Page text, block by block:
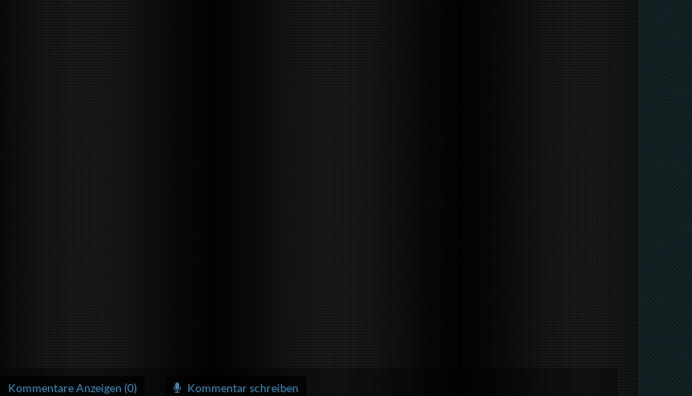
Kommentare Anzeigen (0) Kommentar schreiben